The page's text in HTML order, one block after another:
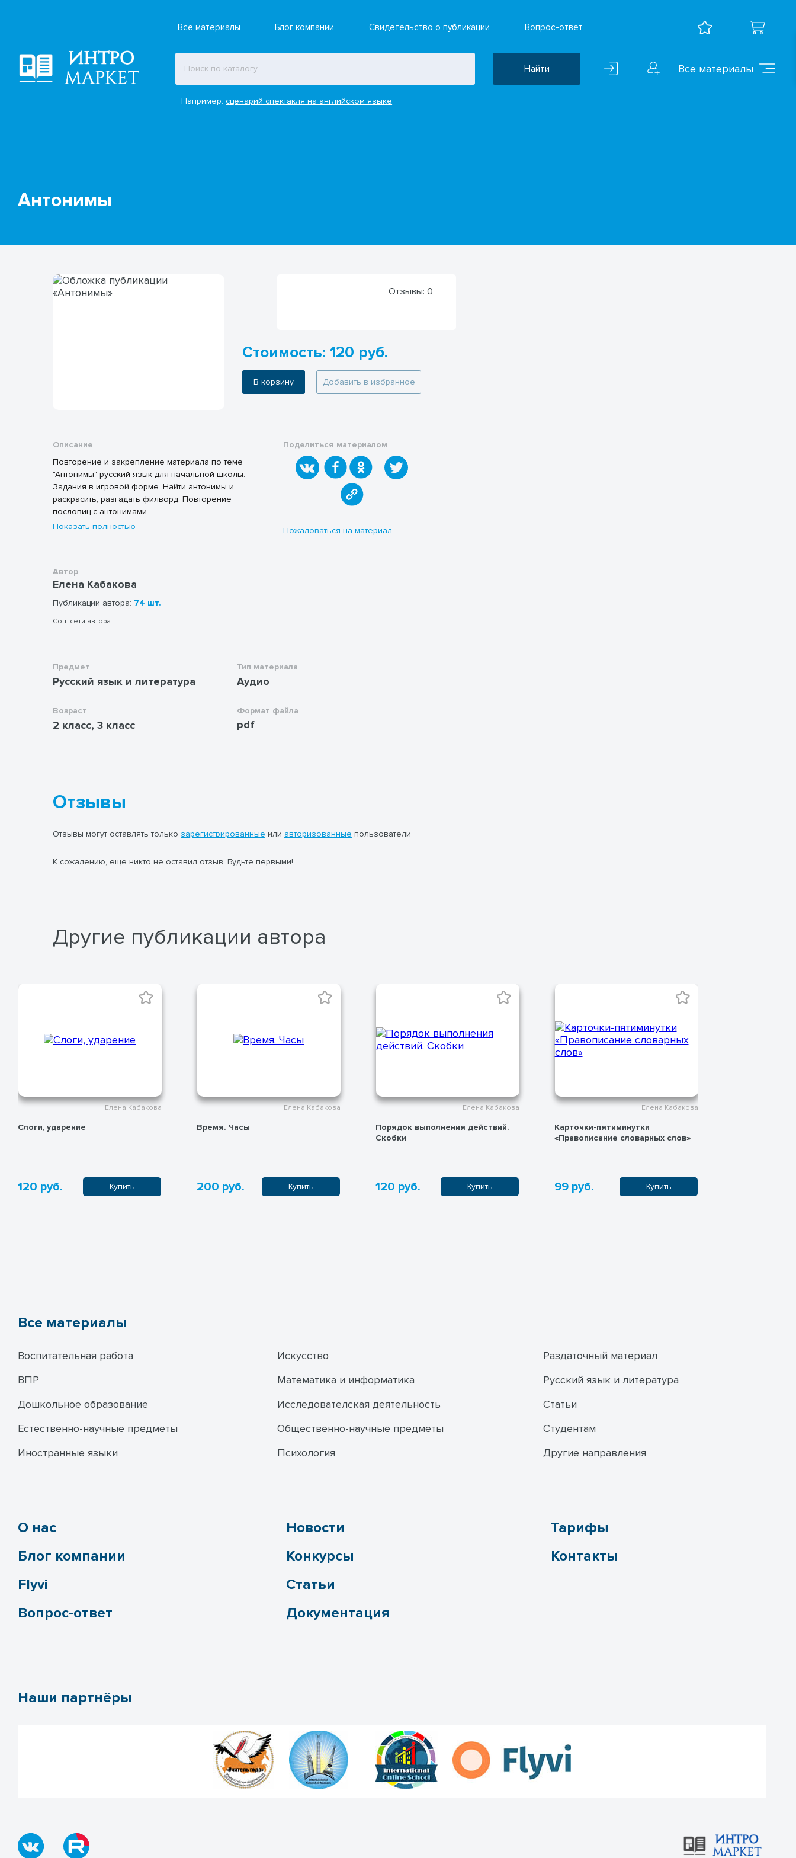
Все материалы Блог компании Свидетельство о публикации Вопрос-ответ
Найти
Например:сценарий спектакля на английском языке
Все материалы
Антонимы
Отзывы: 0
Стоимость: 120 руб.
В корзину Добавить в избранное
Описание
Повторение и закрепление материала по теме
"Антонимы" русский язык для начальной школы.
Задания в игровой форме. Найти антонимы и
раскрасить, разгадать филворд. Повторение
пословиц с антонимами.
Показать полностью
Поделиться материалом
Пожаловаться на материал
Автор
Елена Кабакова
Публикации автора: 74 шт.
Соц. сети автора
Предмет
Русский язык и литература
Возраст
2 класс, 3 класс
Тип материала
Аудио
Формат файла
pdf
Отзывы
Отзывы могут оставлять только зарегистрированные или авторизованные пользователи
К сожалению, еще никто не оставил отзыв. Будьте первыми!
Другие публикации автора
Елена Кабакова
Слоги, ударение
120 руб. Купить
Елена Кабакова
Время. Часы
200 руб. Купить
Елена Кабакова
Порядок выполнения действий.
Скобки
120 руб. Купить
Елена Кабакова
Карточки-пятиминутки
«Правописание словарных слов»
99 руб. Купить
Все материалы
Воспитательная работа
ВПР
Дошкольное образование
Естественно-научные предметы
Иностранные языки
Искусство
Математика и информатика
Исследователская деятельность
Общественно-научные предметы
Психология
Раздаточный материал
Русский язык и литература
Статьи
Студентам
Другие направления
О нас
Блог компании
Flyvi
Вопрос-ответ
Новости
Конкурсы
Статьи
Документация
Тарифы
Контакты
Наши партнёры